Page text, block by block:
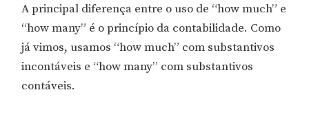
A principal diferença entre o uso de “how much” e
“how many” é o princípio da contabilidade. Como
já vimos, usamos “how much” com substantivos
incontáveis e “how many” com substantivos
contáveis.